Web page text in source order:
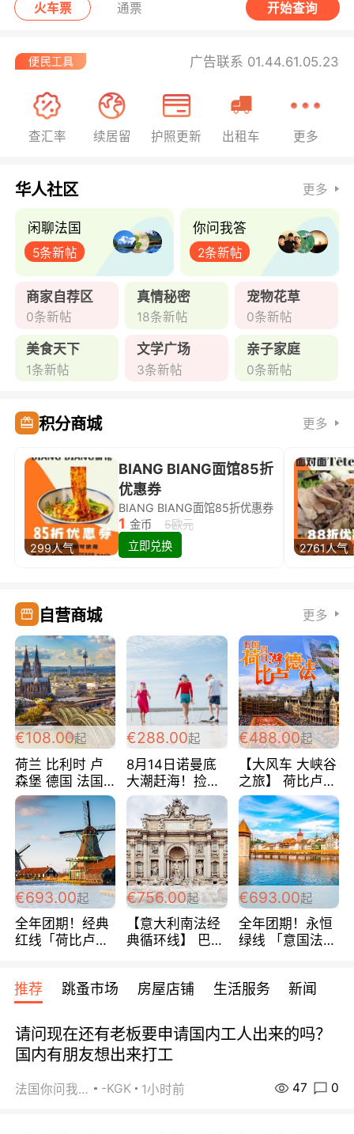
火车票 通票 开始查询
广告联系 01.44.61.05.23
查汇率 续居留 护照更新 出租车 更多
华人社区 更多
闲聊法国
5条新帖
你问我答
2条新帖
商家自荐区
0条新帖
真情秘密
18条新帖
宠物花草
0条新帖
美食天下
1条新帖
文学广场
3条新帖
亲子家庭
0条新帖
积分商城 更多
299人气
BIANG BIANG面馆85折
优惠券
BIANG BIANG面馆85折优惠券
1 金币
5欧元
立即兑换
2761人气
自营商城 更多
€108.00起
荷兰 比利时 卢
森堡 德国 法国
超爽玩遍西欧 循
环线 全程四星宾
馆 108欧/人/天
€288.00起
8月14日诺曼底
大潮赶海！捡海
鲜！轻轻松松海
边爽玩三日游
288欧/人
€488.00起
【大风车 大峡谷
之旅】 荷比卢德
法 巴黎上下 经
典五国四日游
488欧/人
€693.00起
全年团期！经典
红线「荷比卢德
天！巴黎上下！
包拼房~
€756.00起
【意大利南法经
典循环线】 巴黎
宾馆 108欧/天起
€693.00起
全年团期！永恒
绿线 「意国法
欧/天起 ~包拼房
推荐 跳蚤市场 房屋店铺 生活服务 新闻
请问现在还有老板要申请国内工人出来的吗？
国内有朋友想出来打工
法国你问我答 -KGK 1小时前 47 0